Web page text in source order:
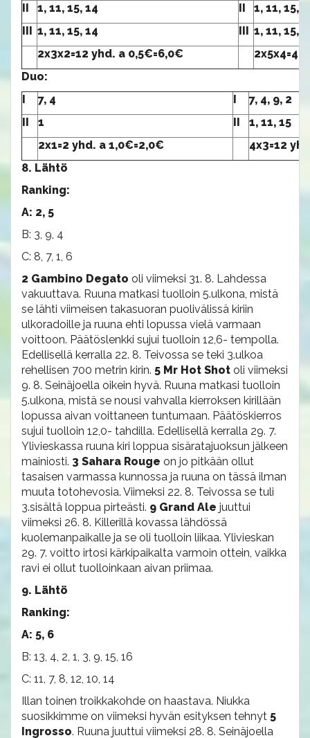
II
1, 11, 15, 14 II
1, 11, 15,
III 1, 11, 15, 14 III 1, 11, 15,
2x3x2=12 yhd. a 0,5€=6,0€
Duo:
I
7, 4 I
7, 4, 9, 2
II
1 II
1, 11, 15
2x1=2 yhd. a 1,0€=2,0€
4x3=12
8. Lähtö
Ranking:
A: 2, 5
B: 3, 9, 4
C: 8, 7, 1, 6
2 Gambino Degato oli viimeksi 31. 8. Lahdessa
vakuuttava. Ruuna matkasi tuolloin 5.ulkona, mistä
se lähti viimeisen takasuoran puolivälissä kiriin
ulkoradoille ja ruuna ehti lopussa vielä varmaan
voittoon. Päätöslenkki sujui tuolloin 12,6- tempolla.
Edellisellä kerralla 22. 8. Teivossa se teki 3.ulkoa
rehellisen 700 metrin kirin. 5 Mr Hot Shot oli viimeksi
9. 8. Seinäjoella oikein hyvä. Ruuna matkasi tuolloin
5.ulkona, mistä se nousi vahvalla kierroksen kirillään
lopussa aivan voittaneen tuntumaan. Päätöskierros
sujui tuolloin 12,0- tahdilla. Edellisellä kerralla 29. 7.
Ylivieskassa ruuna kiri loppua sisäratajuoksun jälkeen
mainiosti. 3 Sahara Rouge on jo pitkään ollut
tasaisen varmassa kunnossa ja ruuna on tässä ilman
muuta totohevosia. Viimeksi 22. 8. Teivossa se tuli
3.sisältä loppua pirteästi. 9 Grand Ale juuttui
viimeksi 26. 8. Killerillä kovassa lähdössä
kuolemanpaikalle ja se oli tuolloin liikaa. Ylivieskan
29. 7. voitto irtosi kärkipaikalta varmoin ottein, vaikka
ravi ei ollut tuolloinkaan aivan priimaa.
9. Lähtö
Ranking:
A: 5, 6
B: 13, 4, 2, 1, 3, 9, 15, 16
C: 11, 7, 8, 12, 10, 14
Illan toinen troikkakohde on haastava. Niukka
suosikkimme on viimeksi hyvän esityksen tehnyt 5
Ingrosso. Ruuna juuttui viimeksi 28. 8. Seinäjoella